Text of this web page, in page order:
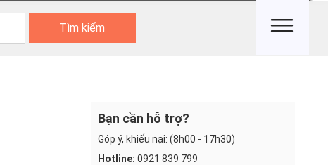
Tìm kiếm
Bạn cần hỗ trợ?
Góp ý, khiếu nại: (8h00 - 17h30)
Hotline: 0921 839 799